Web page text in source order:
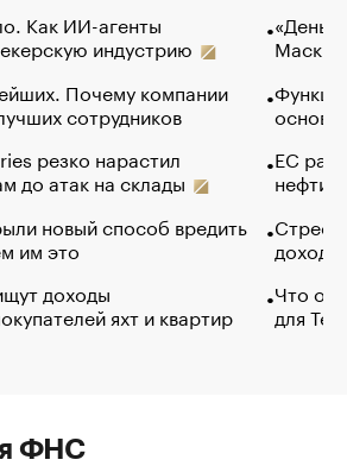
Как ИИ-агенты
индустрию
Почему компании
сотрудников
резко нарастил
до атак на склады
новый способ вредить
им это
доходы
яхт и квартир
Маск в
основ
ЕС
нефти
Что
для
ФНС